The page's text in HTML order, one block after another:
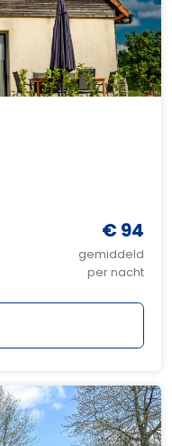
€ 94
gemiddeld
per nacht